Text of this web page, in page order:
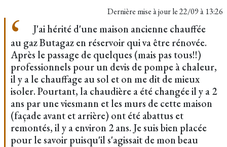
Dernière mise à jour le22/09 à 13:26
J'ai hérité d'une maison ancienne chauffée
au gaz Butagaz en réservoir qui va être rénovée.
Après le passage de quelques (mais pas tous!!)
professionnels pour un devis de pompe à chaleur,
il y a le chauffage au sol et on me dit de mieux
isoler. Pourtant, la chaudière a été changée il y a 2
ans par une viesmann et les murs de cette maison
(façade avant et arrière) ont été abattus et
remontés, il y a environ 2 ans. Je suis bien placée
pour le savoir puisqu'il s'agissait de mon beau